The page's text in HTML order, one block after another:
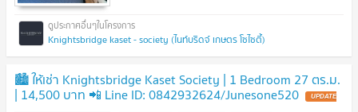
Knightsbridge kaset - society (ไนท์บริดจ์ เกษตร โซไซตี้)
🏙 ให้เช่า Knightsbridge Kaset Society | 1 Bedroom 27 ตร.ม.
| 14,500 บาท 📲 Line ID: 0842932624/Junesone520